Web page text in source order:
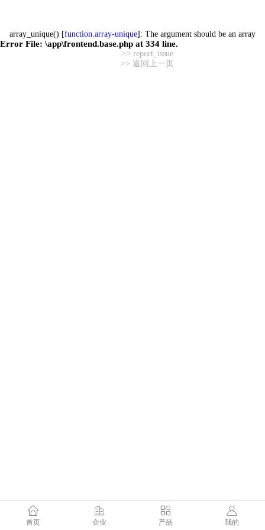
array_unique() [function.array-unique]: The argument should be an array
Error File: \app\frontend.base.php at 334 line.
>> report_issue
>> 返回上一页
首页 企业 产品 我的